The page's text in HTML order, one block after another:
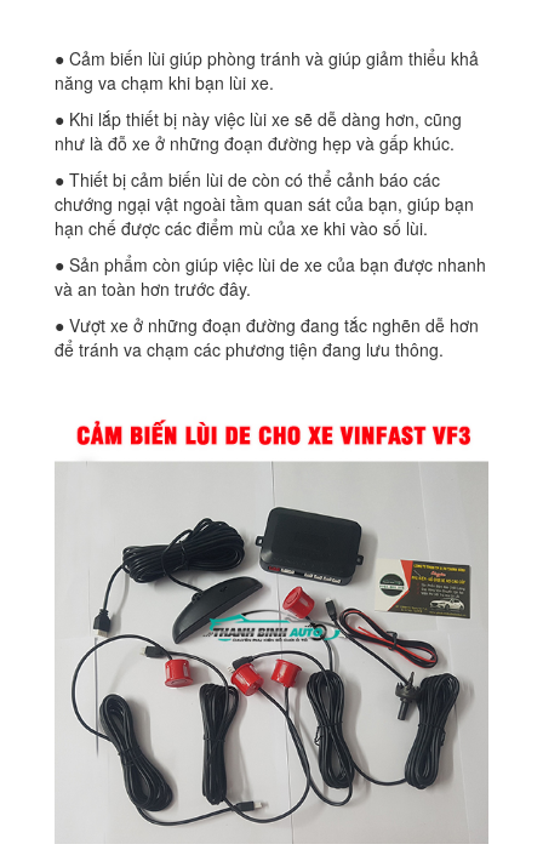
● Cảm biến lùi giúp phòng tránh và giúp giảm thiểu khả
năng va chạm khi bạn lùi xe.
● Khi lắp thiết bị này việc lùi xe sẽ dễ dàng hơn, cũng
như là đỗ xe ở những đoạn đường hẹp và gấp khúc.
● Thiết bị cảm biến lùi de còn có thể cảnh báo các
chướng ngại vật ngoài tầm quan sát của bạn, giúp bạn
hạn chế được các điểm mù của xe khi vào số lùi.
● Sản phẩm còn giúp việc lùi de xe của bạn được nhanh
và an toàn hơn trước đây.
● Vượt xe ở những đoạn đường đang tắc nghẽn dễ hơn
để tránh va chạm các phương tiện đang lưu thông.